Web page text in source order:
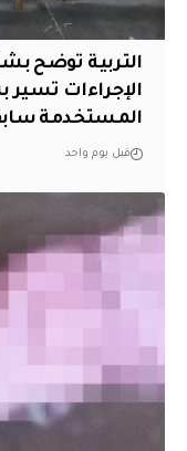
التربية توضح
الإجراءات تسير
المستخدمة
قبل يوم واحد